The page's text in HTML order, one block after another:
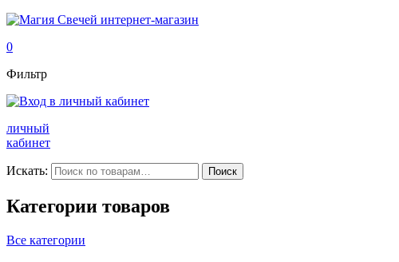
0
Фильтр
личный
кабинет
Искать: Поиск
Категории товаров
Все категории